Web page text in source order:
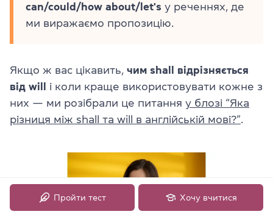
can/could/how about/let's у реченнях, де
ми виражаємо пропозицію.
Якщо ж вас цікавить, чим shall відрізняється
від will
і коли краще використовувати кожне з
них — ми розібрали це питання у блозі “Яка
різниця між shall та will в англійській мові?”.
Пройти тест Хочу вчитися